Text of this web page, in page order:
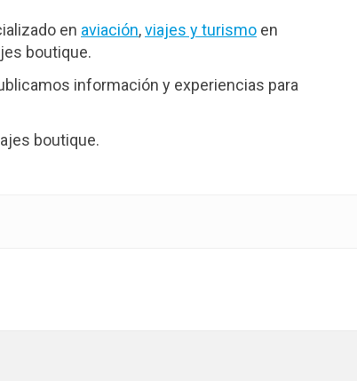
en aviación,viajes y turismo en
boutique.
información y experiencias para
boutique.